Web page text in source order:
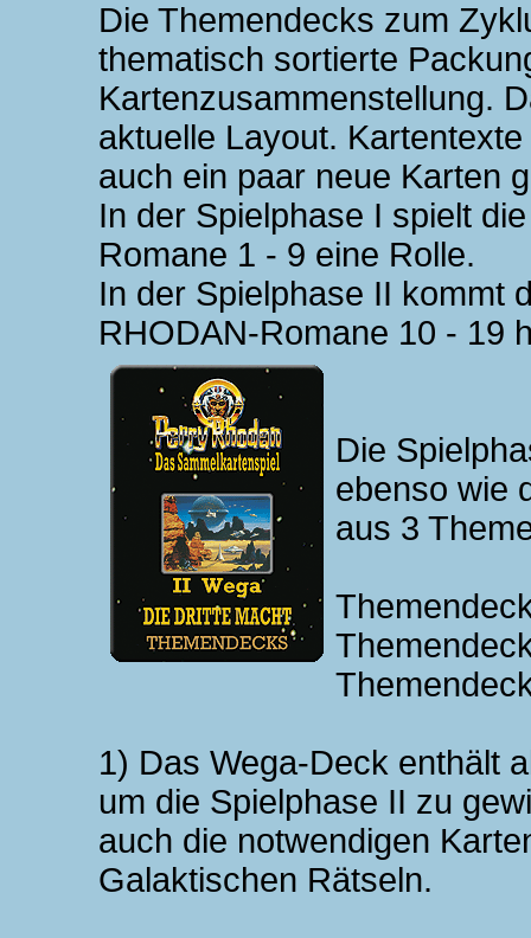
Die Themendecks zum
thematisch sortierte
Kartenzusammenstellung.
aktuelle Layout.
auch ein paar neue Karten
In der Spielphase I spielt
Romane 1 - 9 eine Rolle.
In der Spielphase II kommt
RHODAN-Romane 10 - 19
Die
ebenso wie
aus 3
1) Das Wega-Deck enthält
um die Spielphase II zu
auch die notwendigen
Galaktischen Rätseln.